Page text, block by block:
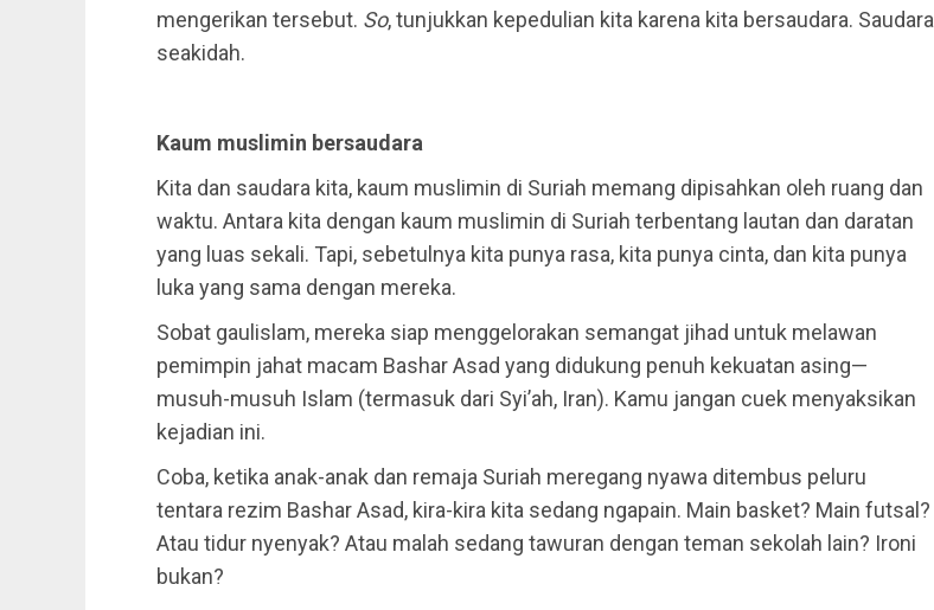
mengerikan tersebut. So, tunjukkan kepedulian kita karena kita bersaudara. Saudara
seakidah.
Kaum muslimin bersaudara
Kita dan saudara kita, kaum muslimin di Suriah memang dipisahkan oleh ruang dan
waktu. Antara kita dengan kaum muslimin di Suriah terbentang lautan dan daratan
yang luas sekali. Tapi, sebetulnya kita punya rasa, kita punya cinta, dan kita punya
luka yang sama dengan mereka.
Sobat gaulislam, mereka siap menggelorakan semangat jihad untuk melawan
pemimpin jahat macam Bashar Asad yang didukung penuh kekuatan asing—
musuh-musuh Islam (termasuk dari Syi’ah, Iran). Kamu jangan cuek menyaksikan
kejadian ini.
Coba, ketika anak-anak dan remaja Suriah meregang nyawa ditembus peluru
tentara rezim Bashar Asad, kira-kira kita sedang ngapain. Main basket? Main futsal?
Atau tidur nyenyak? Atau malah sedang tawuran dengan teman sekolah lain? Ironi
bukan?